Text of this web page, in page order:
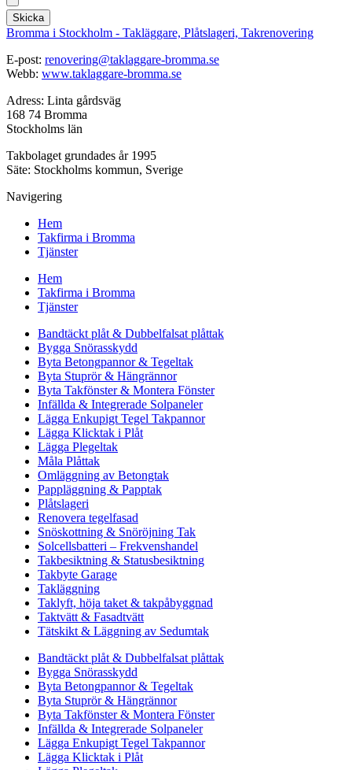
Skicka
Bromma i Stockholm - Takläggare, Plåtslageri, Takrenovering
E-post: renovering@taklaggare-bromma.se
Webb: www.taklaggare-bromma.se
Adress: Linta gårdsväg
168 74 Bromma
Stockholms län
Takbolaget grundades år 1995
Säte: Stockholms kommun, Sverige
Navigering
Hem
Takfirma i Bromma
Tjänster
Hem
Takfirma i Bromma
Tjänster
Bandtäckt plåt & Dubbelfalsat plåttak
Bygga Snörasskydd
Byta Betongpannor & Tegeltak
Byta Stuprör & Hängrännor
Byta Takfönster & Montera Fönster
Infällda & Integrerade Solpaneler
Lägga Enkupigt Tegel Takpannor
Lägga Klicktak i Plåt
Lägga Plegeltak
Måla Plåttak
Omläggning av Betongtak
Pappläggning & Papptak
Plåtslageri
Renovera tegelfasad
Snöskottning & Snöröjning Tak
Solcellsbatteri – Frekvenshandel
Takbesiktning & Statusbesiktning
Takbyte Garage
Takläggning
Taklyft, höja taket & takpåbyggnad
Taktvätt & Fasadtvätt
Tätskikt & Läggning av Sedumtak
Bandtäckt plåt & Dubbelfalsat plåttak
Bygga Snörasskydd
Byta Betongpannor & Tegeltak
Byta Stuprör & Hängrännor
Byta Takfönster & Montera Fönster
Infällda & Integrerade Solpaneler
Lägga Enkupigt Tegel Takpannor
Lägga Klicktak i Plåt